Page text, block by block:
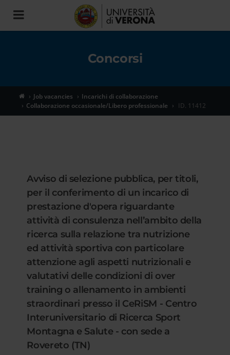
Toggle
navigation
Concorsi
Job vacancies
Incarichi di collaborazione
Collaborazione occasionale/Libero professionale
ID. 11412
Avviso di selezione pubblica, per titoli,
per il conferimento di un incarico di
prestazione d'opera riguardante
attività di consulenza nell’ambito della
ricerca sulla relazione tra nutrizione
ed attività sportiva con particolare
attenzione agli aspetti nutrizionali e
valutativi delle condizioni di over
training o allenamento in ambienti
straordinari presso il CeRiSM - Centro
Interuniversitario di Ricerca Sport
Montagna e Salute - con sede a
Rovereto (TN)